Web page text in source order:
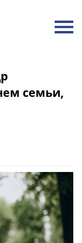
семьи,